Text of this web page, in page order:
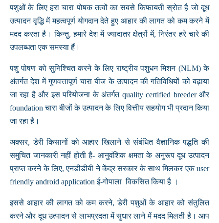
पशुओं के लिए हरा चारा पोषक तत्वों का सबसे किफायती स्रोत है जो दूध
उत्पादन वृद्धि में महत्वपूर्ण योगदान देते हुए आहार की लागत को कम करने में
मदद करता है। किन्तु, हमारे देश में ज्यादातर क्षेत्रों में, निरंतर हरे चारे की
उपलब्धता एक समस्या हैं।
पशु पोषण को सुनिश्चित करने के लिए राष्ट्रीय पशुधन मिशन (NLM) के
अंतर्गत देश में गुणवत्तापूर्ण चारा बीज के उत्पादन की गतिविधियों को बढ़ाया
जा रहा है और इस परियोजना के अंतर्गत quality certified breeder और
foundation चारा बीजों के उत्पादन के लिए वित्तीय सहयोग भी प्रदान किया
जा रहा है।
अक्सर, डेरी किसानों को आहार खिलाने से संबंधित वैज्ञानिक पद्धति की
समुचित जानकारी नहीं होती है- आनुवंशिक क्षमता के अनुरूप दूध उत्पादन
प्राप्त करने के लिए, एनडीडीबी ने केंद्र सरकार के साथ मिलकर एक user
friendly android application ई-गोपाला विकसित किया है ।
इससे आहार की लागत को कम करने, डेरी पशुओं के आहार को संतुलित
करने और दूध उत्पादन से लाभप्रदता में सुधार लाने में मदद मिलती है। आप